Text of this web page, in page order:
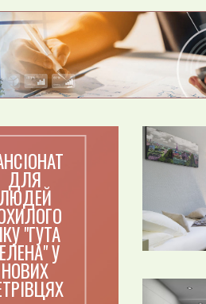
ДЛЯ
"ГУТА
У
НОВИХ